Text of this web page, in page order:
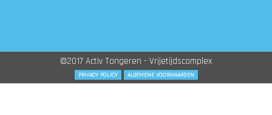
©2017 Activ Tongeren - Vrijetijdscomplex
PRIVACY POLICY ALGEMENE VOORWAARDEN